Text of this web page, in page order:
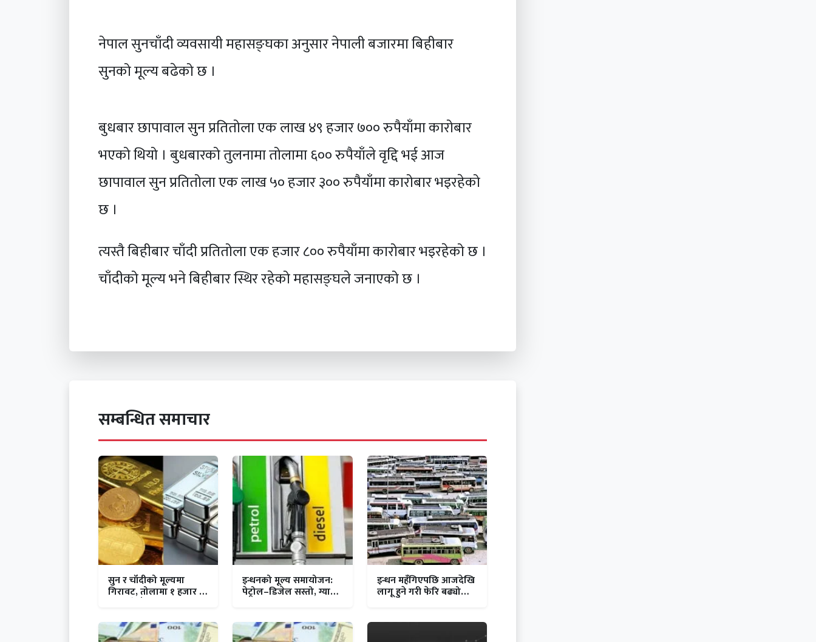
नेपाल सुनचाँदी व्यवसायी महासङ्घका अनुसार नेपाली बजारमा बिहीबार
सुनको मूल्य बढेको छ ।
बुधबार छापावाल सुन प्रतितोला एक लाख ४९ हजार ७०० रुपैयाँमा कारोबार
भएको थियो । बुधबारको तुलनामा तोलामा ६०० रुपैयाँले वृद्दि भई आज
छापावाल सुन प्रतितोला एक लाख ५० हजार ३०० रुपैयाँमा कारोबार भइरहेको
छ ।
त्यस्तै बिहीबार चाँदी प्रतितोला एक हजार ८०० रुपैयाँमा कारोबार भइरहेको छ ।
चाँदीको मूल्य भने बिहीबार स्थिर रहेको महासङ्घले जनाएको छ ।
सम्बन्धित समाचार
सुन र चाँदीको मूल्यमा
गिरावट, तोलामा १ हजार ४
इन्धनको मूल्य समायोजन:
पेट्रोल–डिजेल सस्तो, ग्यास
इन्धन महँगिएपछि आजदेखि
लागू हुने गरी फेरि बढ्यो